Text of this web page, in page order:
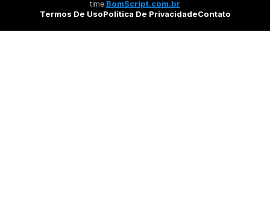
time BomScript.com.br
Termos De UsoPolítica De PrivacidadeContato